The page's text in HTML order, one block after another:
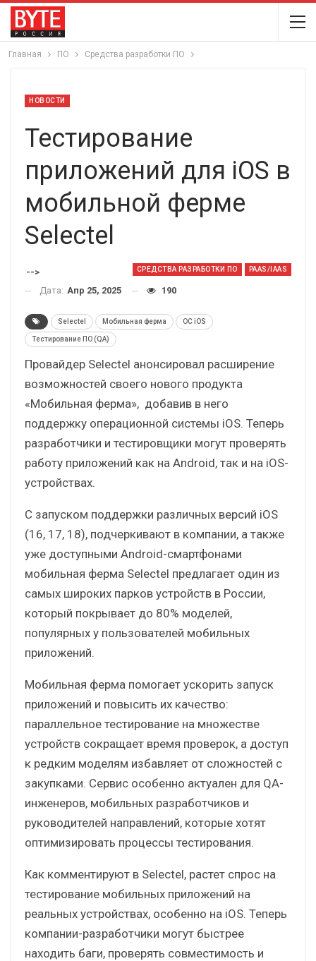
Главная ПО Средства разработки ПО
НОВОСТИ
Тестирование
приложений для iOS в
мобильной ферме
Selectel
СРЕДСТВА РАЗРАБОТКИ ПО PAAS/IAAS
-->
Дата: Апр 25, 2025 190
Selectel Мобильная ферма ОС iOS
Тестирование ПО (QA)
Провайдер Selectel анонсировал расширение
возможностей своего нового продукта
«‎Мобильная ферма»‎, добавив в него
поддержку операционной системы iOS. Теперь
разработчики и тестировщики могут проверять
работу приложений как на Android, так и на iOS-
устройствах.
С запуском поддержки различных версий iOS
(16, 17, 18), подчеркивают в компании, а также
уже доступными Android-смартфонами
мобильная ферма Selectel предлагает один из
самых широких парков устройств в России,
который покрывает до 80% моделей,
популярных у пользователей мобильных
приложений.
Мобильная ферма помогает ускорить запуск
приложений и повысить их качество:
параллельное тестирование на множестве
устройств сокращает время проверок, а доступ
к редким моделям избавляет от сложностей с
закупками. Сервис особенно актуален для QA-
инженеров, мобильных разработчиков и
руководителей направлений, которые хотят
оптимизировать процессы тестирования.
Как комментируют в Selectel, растет спрос на
тестирование мобильных приложений на
реальных устройствах, особенно на iOS. Теперь
компании-разработчики могут быстрее
находить баги, проверять совместимость и